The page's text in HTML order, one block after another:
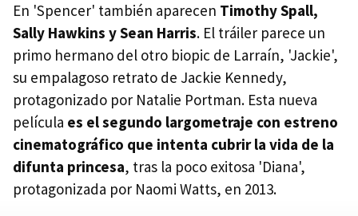
En 'Spencer' también aparecen Timothy Spall,
Sally Hawkins y Sean Harris. El tráiler parece un
primo hermano del otro biopic de Larraín, 'Jackie',
su empalagoso retrato de Jackie Kennedy,
protagonizado por Natalie Portman. Esta nueva
película es el segundo largometraje con estreno
cinematográfico que intenta cubrir la vida de la
difunta princesa, tras la poco exitosa 'Diana',
protagonizada por Naomi Watts, en 2013.